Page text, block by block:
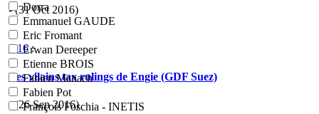
Dorra
Emmanuel GAUDE
Eric Fromant
Erwan Dereeper
Etienne BROIS
Fabien Manach
Fabien Pot
François Foschia - INETIS
- (31 Oct 2016)
H16:
Les vilains tax rulings de Engie (GDF Suez)
- (26 Sep 2016)